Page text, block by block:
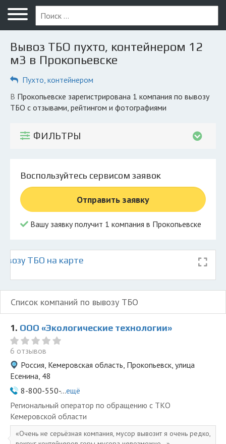
Меню
Главная
Вопрос юристу
Компании
Экоблог
© 2026 Все права защищены
Вывоз ТБО пухто, контейнером 12
м3 в Прокопьевске
Пухто, контейнером
в Прокопьевске зарегистрирована 1 компания по вывозу
ТБО с отзывами, рейтингом и фотографиями
ФИЛЬТРЫ
Воспользуйтесь сервисом заявок
Отправить заявку
Вашу заявку получит 1 компания в Прокопьевске
ТБО на карте
Список компаний по вывозу ТБО
1. ООО «Экологические технологии»
6 отзывов
Россия, Кемеровская область, Прокопьевск, улица
Есенина, 48
8-800-550-...ещё
Региональный оператор по обращению с ТКО
Кемеровской области
Очень не серьёзная компания, мусор вывозит я очень редко,